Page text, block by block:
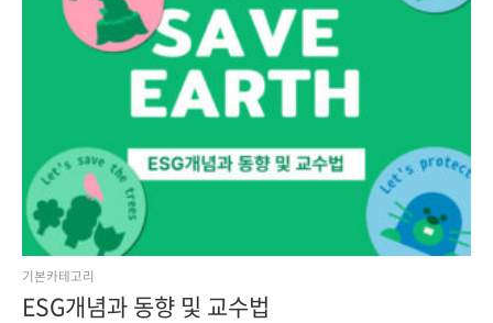
기본카테고리
ESG개념과 동향 및 교수법